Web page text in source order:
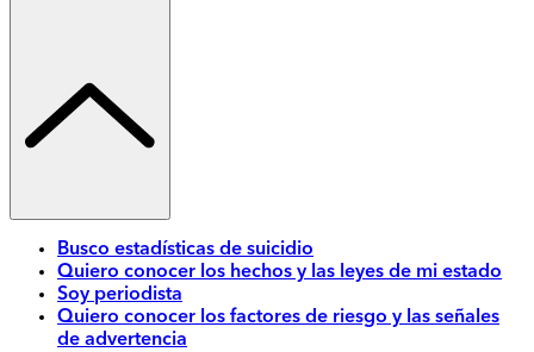
Busco estadísticas de suicidio
Quiero conocer los hechos y las leyes de mi estado
Soy periodista
Quiero conocer los factores de riesgo y las señales
de advertencia